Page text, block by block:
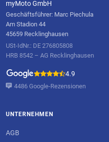
myMoto GmbH
Geschäftsführer: Marc Piechula
Am Stadion 44
45659 Recklinghausen
USt-IdNr.: DE 276805808
HRB 8542 – AG Recklinghausen
4.9
4486 Google-Rezensionen
UNTERNEHMEN
AGB